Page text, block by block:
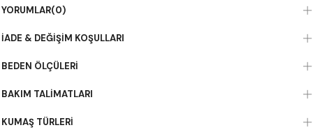
giyimin zarafetini ve modern tarzını bir araya getiriyor. Nişantaşı
sağlayacak şıklıkta hazırlanmıştır. Kaliteli kumaşı ve dikkat çeken
Kadın giyimde özgünlük arayanların tercihi olan bu parça, sezonun
trendlerini yansıtarak stilinize yeni bir soluk kazandırır. Nişantaşı
YORUMLAR(0)
İADE & DEĞIŞIM KOŞULLARI
BEDEN ÖLÇÜLERI
BAKIM TALIMATLARI
KUMAŞ TÜRLERI